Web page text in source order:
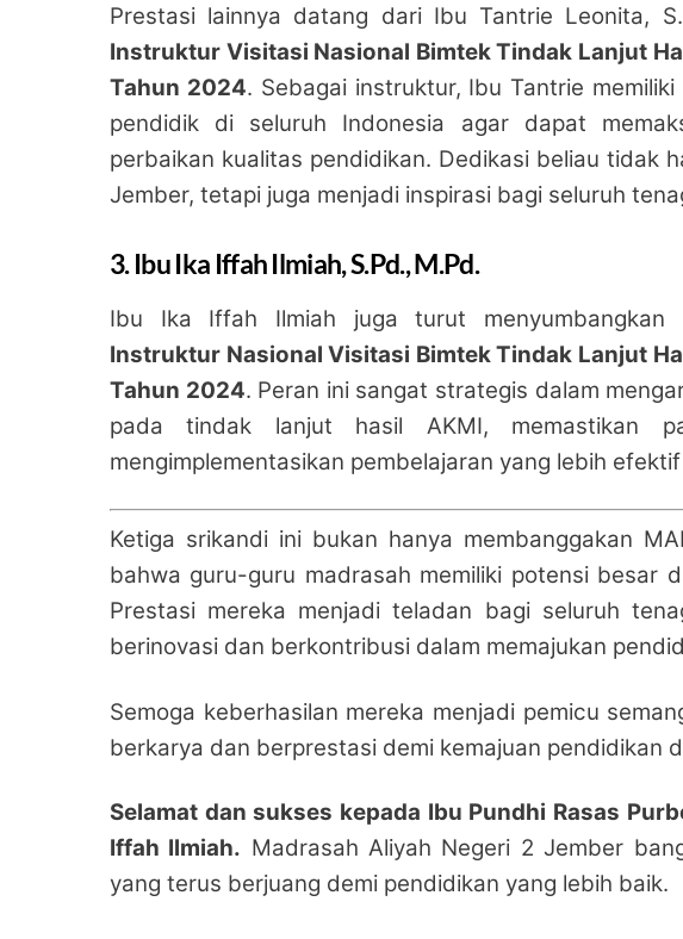
Prestasi lainnya datang dari Ibu Tantrie Leonita,
Instruktur Visitasi Nasional Bimtek Tindak Lanjut
Tahun 2024. Sebagai instruktur, Ibu Tantrie
pendidik di seluruh Indonesia agar dapat
perbaikan kualitas pendidikan. Dedikasi beliau tidak
Jember, tetapi juga menjadi inspirasi bagi seluruh
3. Ibu Ika Iffah Ilmiah, S.Pd., M.Pd.
Ibu Ika Iffah Ilmiah juga turut menyumbangkan
Instruktur Nasional Visitasi Bimtek Tindak Lanjut
Tahun 2024. Peran ini sangat strategis dalam
pada tindak lanjut hasil AKMI, memastikan
mengimplementasikan pembelajaran yang lebih
Ketiga srikandi ini bukan hanya membanggakan
bahwa guru-guru madrasah memiliki potensi besar
Prestasi mereka menjadi teladan bagi seluruh
berinovasi dan berkontribusi dalam memajukan
Semoga keberhasilan mereka menjadi pemicu
berkarya dan berprestasi demi kemajuan pendidikan
Selamat dan sukses kepada Ibu Pundhi Rasas
Iffah Ilmiah. Madrasah Aliyah Negeri 2 Jember
yang terus berjuang demi pendidikan yang lebih baik.